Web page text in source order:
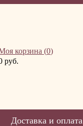
корзина (0)
руб.
Доставка и оплата